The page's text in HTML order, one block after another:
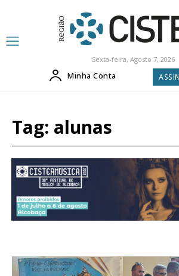
Sexta-feira, Agosto 7, 2026
Minha Conta
Tag: alunas